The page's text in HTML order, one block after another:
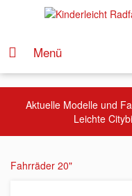
Menü
Aktuelle Modelle und
Leichte
Fahrräder 20"